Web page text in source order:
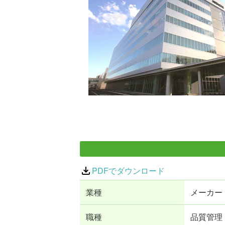
PDFでダウンロード
業種
メーカー
職種 品質管理